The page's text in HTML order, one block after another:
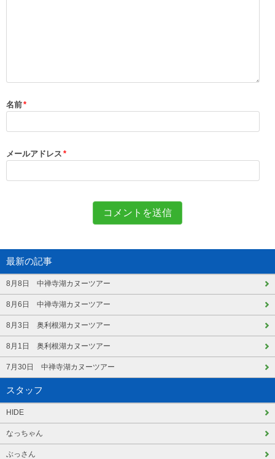
名前*
メールアドレス *
最新の記事
8月8日 中禅寺湖カヌーツアー
8月6日 中禅寺湖カヌーツアー
8月3日 奥利根湖カヌーツアー
8月1日 奥利根湖カヌーツアー
7月30日 中禅寺湖カヌーツアー
スタッフ
HIDE
なっちゃん
ぶっさん